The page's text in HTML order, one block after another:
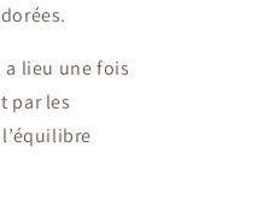
a lieu une fois
par les